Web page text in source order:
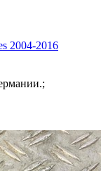
2004-2016